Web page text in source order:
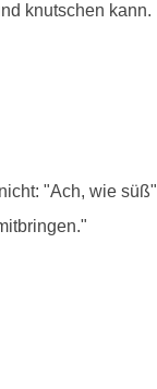
knutschen kann.
"Ach, wie süß"